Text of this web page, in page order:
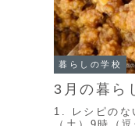
暮らしの学校
3月の暮ら
1. レシピの